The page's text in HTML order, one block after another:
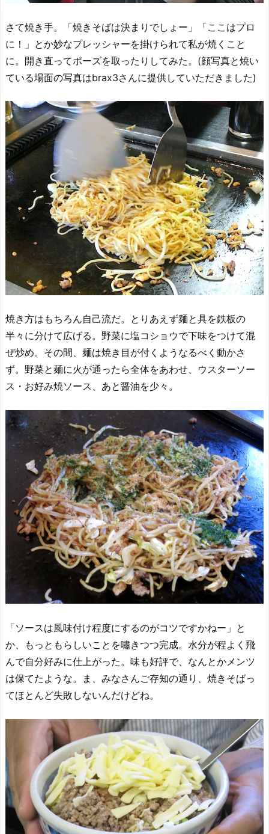
さて焼き手。「焼きそばは決まりでしょー」「ここはプロ
に！」とか妙なプレッシャーを掛けられて私が焼くこと
に。開き直ってポーズを取ったりしてみた。(顔写真と焼い
ている場面の写真はbrax3さんに提供していただきました)
焼き方はもちろん自己流だ。とりあえず麺と具を鉄板の
半々に分けて広げる。野菜に塩コショウで下味をつけて混
ぜ炒め。その間、麺は焼き目が付くようなるべく動かさ
ず。野菜と麺に火が通ったら全体をあわせ、ウスターソー
ス・お好み焼ソース、あと醤油を少々。
「ソースは風味付け程度にするのがコツですかねー」と
か、もっともらしいことを嘯きつつ完成。水分が程よく飛
んで自分好みに仕上がった。味も好評で、なんとかメンツ
は保てたような。ま、みなさんご存知の通り、焼きそばっ
てほとんど失敗しないんだけどね。